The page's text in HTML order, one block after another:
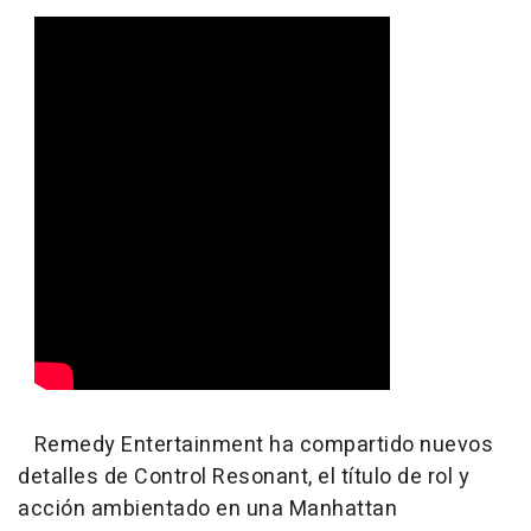
Remedy Entertainment ha compartido nuevos
detalles de Control Resonant, el título de rol y
acción ambientado en una Manhattan